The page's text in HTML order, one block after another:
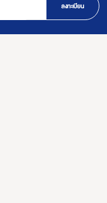
ลงทะเบียน